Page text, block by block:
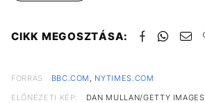
CIKK MEGOSZTÁSA:
FORRÁS BBC.COM
NYTIMES.COM
ELŐNÉZETI KÉP:
DAN MULLAN/GETTY IMAGES